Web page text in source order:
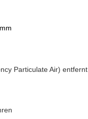
Particulate Air)